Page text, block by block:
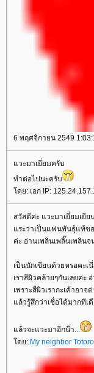
6 พฤศจิกายน 2549
วะมาเยี่ยมครับ
ทำต่อไปนะครับ
ดย: เอก IP:
สวัสดีค่ะ แวะมาเยี่ยมเยี
ระว่าเป็นแฟนพันธุ์แท้ขอ
ค่ะ อ่านเพลินเพลิ๊นเพลิน
เป็นนักเขียนด้วยหรอคะเ
เราสีผิวคล้ายๆกันเลยค่ะ
เพราะสีผิวเรากะเค้าอา
ล้วรู้สึกว่าเชื่อได้มากทีเดี
ล้วจะแวะมาอีกน๊า...
ดย: My neighbor Totoro